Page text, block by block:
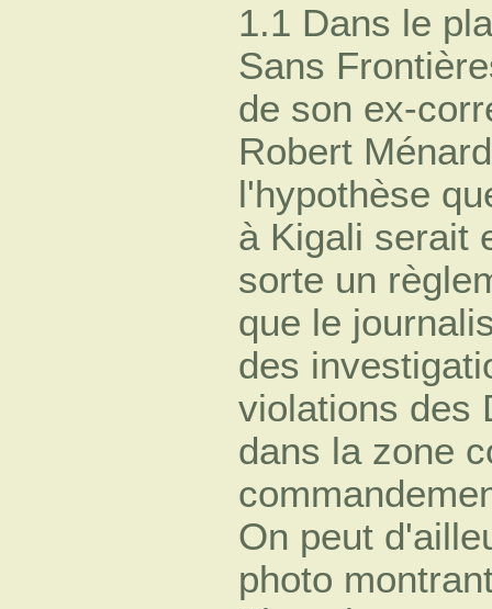
1.1 Dans le
Sans
de son ex-
Robert
l'hypothèse
à Kigali serait
sorte un
que le
des
violations des
dans la zone
On peut
photo